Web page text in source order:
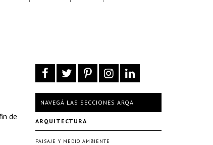
de
NAVEGÁ LAS SECCIONES ARQA
ARQUITECTURA
PAISAJE Y MEDIO AMBIENTE